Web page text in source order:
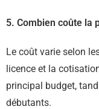
5. Combien coûte la
Le coût varie selon
licence et la
principal budget,
débutants.